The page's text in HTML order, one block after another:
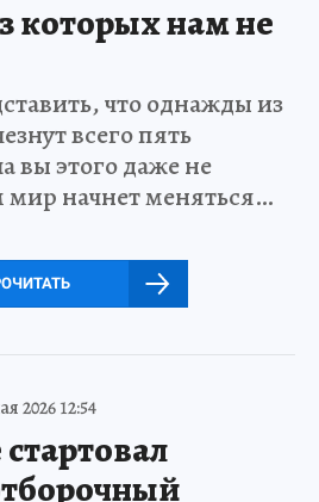
которых нам не
что однажды из
всего пять
вы этого даже не
мир начнет меняться…
2026 12:54